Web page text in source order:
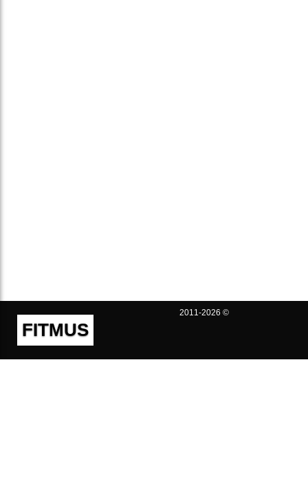
FITMUS
2011-2026 ©